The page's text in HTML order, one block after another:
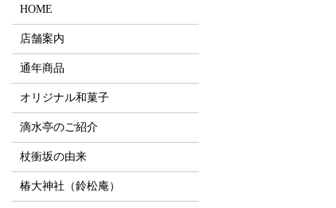
HOME
店舗案内
通年商品
オリジナル和菓子
滴水亭のご紹介
杖衝坂の由来
椿大神社（鈴松庵）